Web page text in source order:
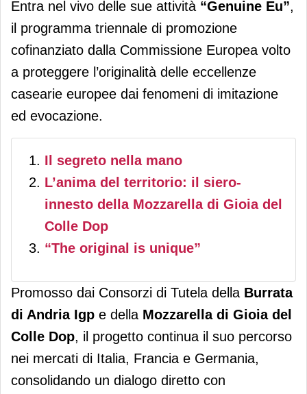
Gioia del Colle Dop
Entra nel vivo delle sue attività “Genuine Eu”,
il programma triennale di promozione
cofinanziato dalla Commissione Europea volto
a proteggere l’originalità delle eccellenze
casearie europee dai fenomeni di imitazione
ed evocazione.
Il segreto nella mano
L’anima del territorio: il siero-
innesto della Mozzarella di Gioia del
Colle Dop
“The original is unique”
Promosso dai Consorzi di Tutela della Burrata
di Andria Igp e della Mozzarella di Gioia del
Colle Dop, il progetto continua il suo percorso
nei mercati di Italia, Francia e Germania,
consolidando un dialogo diretto con